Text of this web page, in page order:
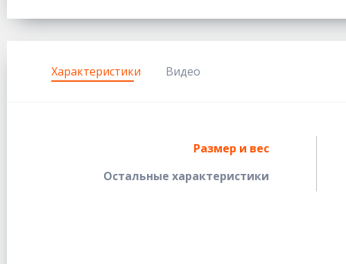
Характеристики Видео
Размер и вес
Остальные характеристики